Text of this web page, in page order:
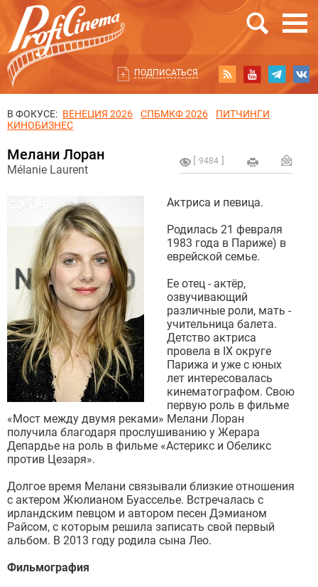
ПОДПИСАТЬСЯ
В ФОКУСЕ: ВЕНЕЦИЯ 2026 СПБМКФ 2026
ПИТЧИНГИ
КИНОБИЗНЕС
9484
Мелани Лоран
Mélanie Laurent
Актриса и певица.
Родилась 21 февраля
1983 года в Париже) в
еврейской семье.
Ее отец - актёр,
озвучивающий
различные роли, мать -
учительница балета.
Детство актриса
провела в IX округе
Парижа и уже с юных
лет интересовалась
кинематографом. Свою
первую роль в фильме
«Мост между двумя реками» Мелани Лоран
получила благодаря прослушиванию у Жерара
Депардье на роль в фильме «Астерикс и Обеликс
против Цезаря».
Долгое время Мелани связывали близкие отношения
с актером Жюлианом Буасселье. Встречалась с
ирландским певцом и автором песен Дэмианом
Райсом, с которым решила записать свой первый
альбом. В 2013 году родила сына Лео.
Фильмография